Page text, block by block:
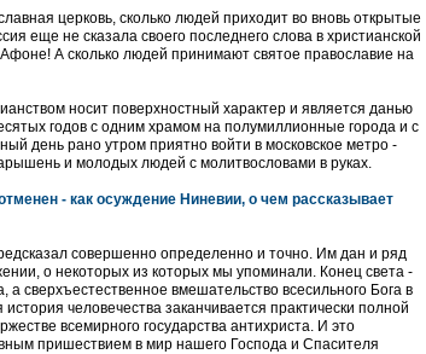
церковь, сколько людей приходит во вновь открытые
еще не сказала своего последнего слова в христианской
А сколько людей принимают святое православие на
носит поверхностный характер и является данью
годов с одним храмом на полумиллионные города и с
день рано утром приятно войти в московское метро -
и молодых людей с молитвословами в руках.
- как осуждение Ниневии, о чем рассказывает
совершенно определенно и точно. Им дан и ряд
о некоторых из которых мы упоминали. Конец света -
а сверхъестественное вмешательство всесильного Бога в
человечества заканчивается практически полной
всемирного государства антихриста. И это
пришествием в мир нашего Господа и Спасителя